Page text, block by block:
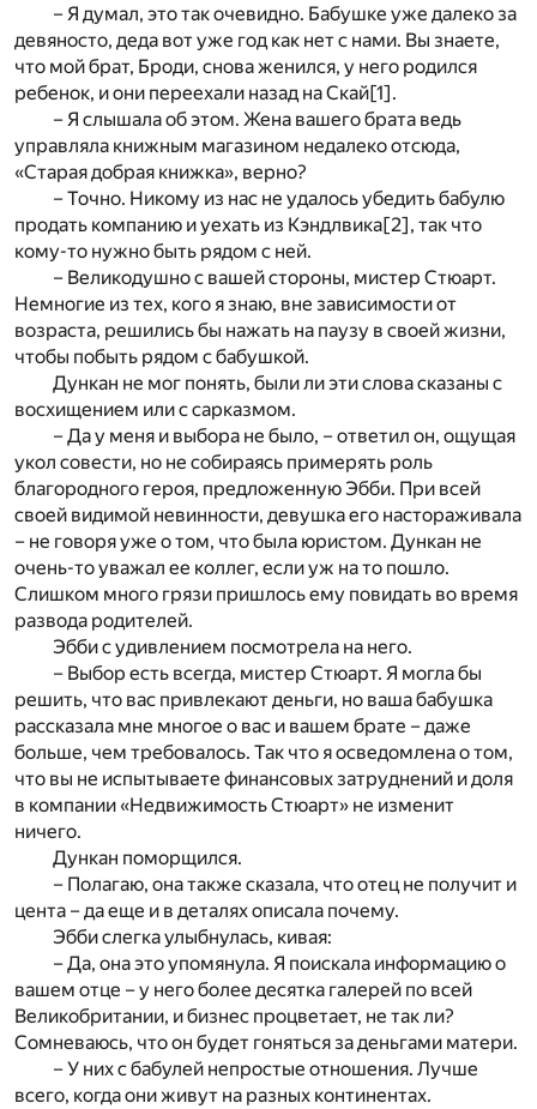
– Я думал, это так очевидно. Бабушке уже далеко за
девяносто, деда вот уже год как нет с нами. Вы знаете,
что мой брат, Броди, снова женился, у него родился
ребенок, и они переехали назад на Скай[1].
– Я слышала об этом. Жена вашего брата ведь
управляла книжным магазином недалеко отсюда,
«Старая добрая книжка», верно?
– Точно. Никому из нас не удалось убедить бабулю
продать компанию и уехать из Кэндлвика[2], так что
кому-то нужно быть рядом с ней.
– Великодушно с вашей стороны, мистер Стюарт.
Немногие из тех, кого я знаю, вне зависимости от
возраста, решились бы нажать на паузу в своей жизни,
чтобы побыть рядом с бабушкой.
Дункан не мог понять, были ли эти слова сказаны с
восхищением или с сарказмом.
– Да у меня и выбора не было, – ответил он, ощущая
укол совести, но не собираясь примерять роль
благородного героя, предложенную Эбби. При всей
своей видимой невинности, девушка его настораживала
– не говоря уже о том, что была юристом. Дункан не
очень-то уважал ее коллег, если уж на то пошло.
Слишком много грязи пришлось ему повидать во время
развода родителей.
Эбби с удивлением посмотрела на него.
– Выбор есть всегда, мистер Стюарт. Я могла бы
решить, что вас привлекают деньги, но ваша бабушка
рассказала мне многое о вас и вашем брате – даже
больше, чем требовалось. Так что я осведомлена о том,
что вы не испытываете финансовых затруднений и доля
в компании «Недвижимость Стюарт» не изменит
ничего.
Дункан поморщился.
– Полагаю, она также сказала, что отец не получит и
цента – да еще и в деталях описала почему.
Эбби слегка улыбнулась, кивая:
– Да, она это упомянула. Я поискала информацию о
вашем отце – у него более десятка галерей по всей
Великобритании, и бизнес процветает, не так ли?
Сомневаюсь, что он будет гоняться за деньгами матери.
– У них с бабулей непростые отношения. Лучше
всего, когда они живут на разных континентах.